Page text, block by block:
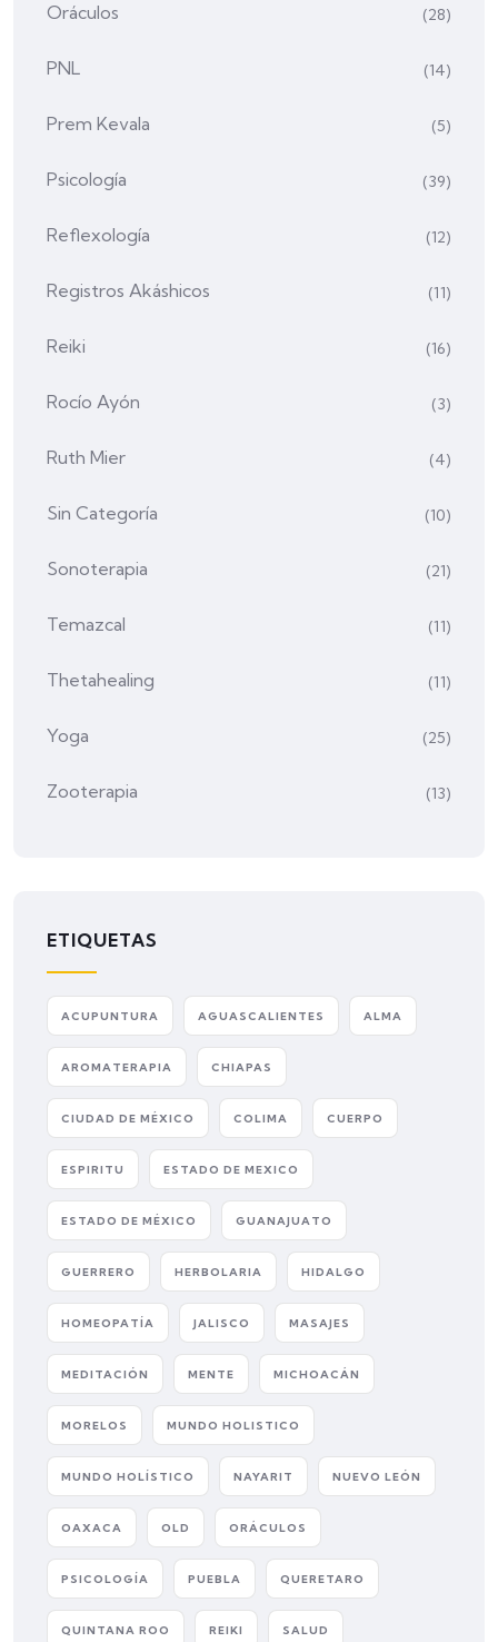
Oráculos (28)
PNL (14)
Prem Kevala (5)
Psicología (39)
Reflexología (12)
Registros Akáshicos (11)
Reiki (16)
Rocío Ayón (3)
Ruth Mier (4)
Sin Categoría (10)
Sonoterapia (21)
Temazcal (11)
Thetahealing (11)
Yoga (25)
Zooterapia (13)
ETIQUETAS
ACUPUNTURA AGUASCALIENTES ALMA
AROMATERAPIA CHIAPAS
CIUDAD DE MÉXICO COLIMA CUERPO
ESPIRITU ESTADO DE MEXICO
ESTADO DE MÉXICO GUANAJUATO
GUERRERO HERBOLARIA HIDALGO
HOMEOPATÍA JALISCO MASAJES
MEDITACIÓN MENTE MICHOACÁN
MORELOS MUNDO HOLISTICO
MUNDO HOLÍSTICO NAYARIT NUEVO LEÓN
OAXACA OLD ORÁCULOS
PSICOLOGÍA PUEBLA QUERETARO
QUINTANA ROO REIKI SALUD